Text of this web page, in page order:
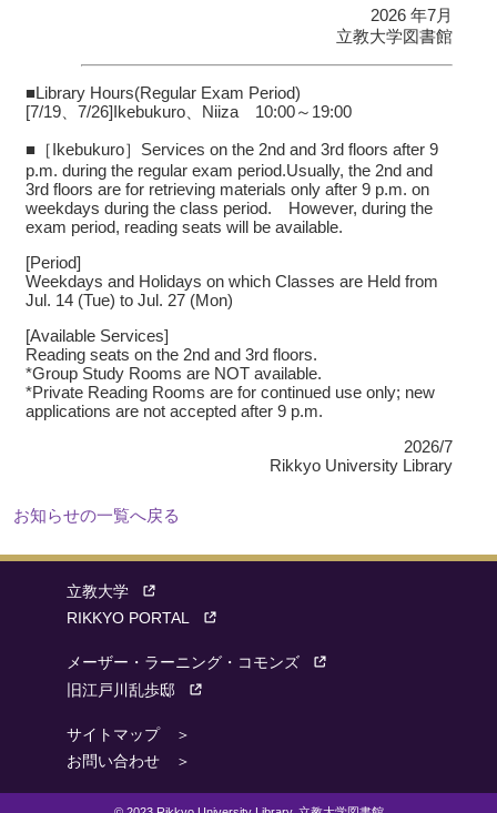
2026 年7月
立教大学図書館
■Library Hours(Regular Exam Period)
[7/19、7/26]Ikebukuro、Niiza 10:00～19:00
■［Ikebukuro］Services on the 2nd and 3rd floors after 9
p.m. during the regular exam period.Usually, the 2nd and
3rd floors are for retrieving materials only after 9 p.m. on
weekdays during the class period. However, during the
exam period, reading seats will be available.
[Period]
Weekdays and Holidays on which Classes are Held from
Jul. 14 (Tue) to Jul. 27 (Mon)
[Available Services]
Reading seats on the 2nd and 3rd floors.
*Group Study Rooms are NOT available.
*Private Reading Rooms are for continued use only; new
applications are not accepted after 9 p.m.
2026/7
Rikkyo University Library
お知らせの一覧へ戻る
立教大学
RIKKYO PORTAL
メーザー・ラーニング・コモンズ
旧江戸川乱歩邸
サイトマップ ＞
お問い合わせ ＞